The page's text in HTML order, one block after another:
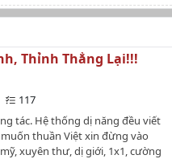
Thỉnh Thẳng Lại!!!
117
tác. Hệ thống dị năng đều viết
thuần Việt xin đừng vào
xuyên thư, dị giới, 1x1, cường